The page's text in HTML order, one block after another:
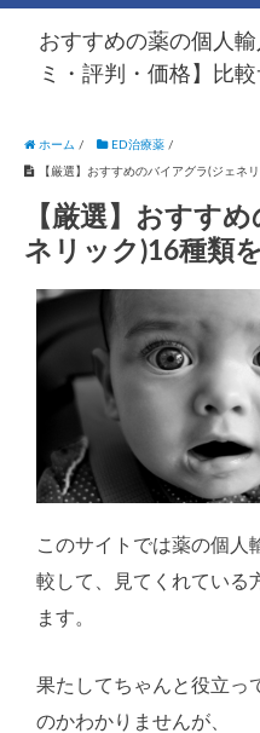
おすすめの薬の個人
ミ・評判・価格】比較
ホーム / ED治療薬 /
【厳選】おすすめのバイアグラ(ジェネ
【厳選】おすす
ネリック)16種類
このサイトでは薬の個人
較して、見てくれている
ます。
果たしてちゃんと役立っ
のかわかりませんが、